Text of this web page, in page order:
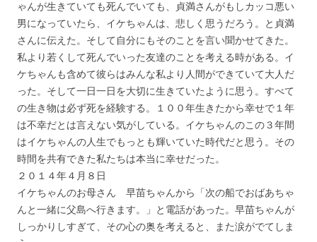
ゃんが生きていても死んでいても、貞満さんがもしカッコ悪い
男になっていたら、イケちゃんは、悲しく思うだろう。と貞満
さんに伝えた。そして自分にもそのことを言い聞かせてきた。
私より若くして死んでいった友達のことを考える時がある。イ
ケちゃんも含めて彼らはみんな私より人間ができていて大人だ
った。そして一日一日を大切に生きていたように思う。すべて
の生き物は必ず死を経験する。１００年生きたから幸せで１年
は不幸だとは言えない気がしている。イケちゃんのこの３年間
はイケちゃんの人生でもっとも輝いていた時代だと思う。その
時間を共有できた私たちは本当に幸せだった。
２０１４年４月８日
イケちゃんのお母さん 早苗ちゃんから「次の船でおばあちゃ
んと一緒に父島へ行きます。」と電話があった。早苗ちゃんが
しっかりしすぎて、その心の奥を考えると、また涙がでてしま